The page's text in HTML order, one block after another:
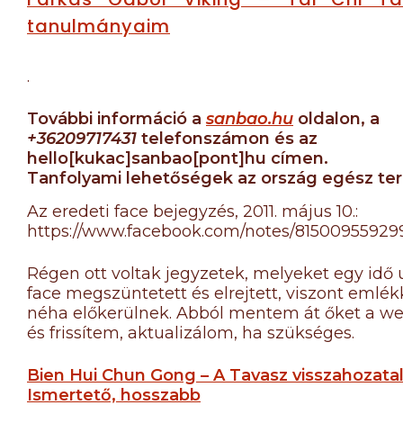
tanulmányaim
.
További információ a sanbao.hu oldalon, a
+36209717431 telefonszámon és az
hello[kukac]sanbao[pont]hu címen.
Tanfolyami lehetőségek az ország egész
Az eredeti face bejegyzés, 2011. május 10.:
https://www.facebook.com/notes/
Régen ott voltak jegyzetek, melyeket egy idő
face megszüntetett és elrejtett, viszont
néha előkerülnek. Abból mentem át őket a
és frissítem, aktualizálom, ha szükséges.
Bien Hui Chun Gong – A Tavasz
Ismertető, hosszabb